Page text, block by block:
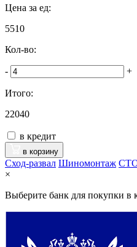
Цена за ед:
5510
Кол-во:
- +
Итого:
22040
в кредит
в корзину
Сход-развал Шиномонтаж
×
Выберите банк для покупки в